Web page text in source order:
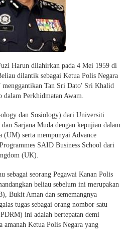
Harun dilahirkan pada 4 Mei 1959 di
dilantik sebagai Ketua Polis Negara
menggantikan Tan Sri Dato' Sri Khalid
dalam Perkhidmatan Awam.
dan Sosiology) dari Universiti
Sarjana Muda dengan kepujian dalam
(UM) serta mempunyai Advance
SAID Business School dari
(UK).
sebagai seorang Pegawai Kanan Polis
beliau sebelum ini merupakan
Bukit Aman dan sememangnya
tugas sebagai orang nombor satu
ini adalah bertepatan demi
amanah Ketua Polis Negara yang